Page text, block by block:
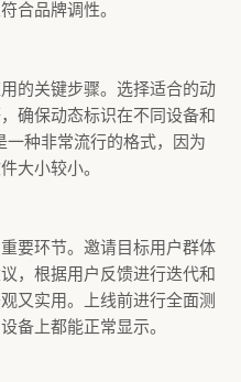
合品牌调性。
的关键步骤。选择适合的动
确保动态标识在不同设备和
一种非常流行的格式，因为
大小较小。
要环节。邀请目标用户群体
，根据用户反馈进行迭代和
又实用。上线前进行全面测
备上都能正常显示。